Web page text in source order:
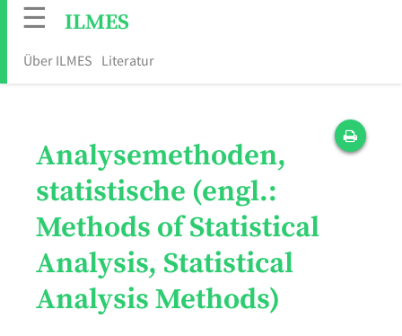
☰ ILMES
Über ILMES Literatur
Analysemethoden,
statistische (engl.:
Methods of Statistical
Analysis, Statistical
Analysis Methods)